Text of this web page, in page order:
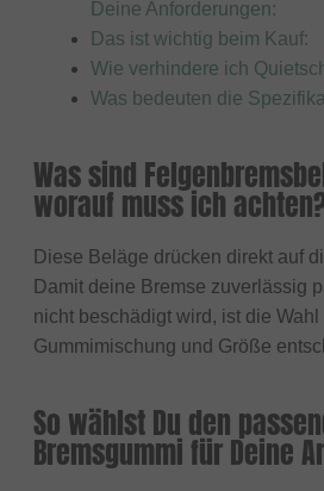
Deine Anforderungen:
Das ist wichtig beim Kauf:
Wie verhindere ich
Was bedeuten die
Was sind
worauf muss ich
Diese Beläge drücken direkt auf
Damit deine Bremse zuverlässig
nicht beschädigt wird, ist die
Gummimischung und Größe
So wählst Du den
Bremsgummi für Deine